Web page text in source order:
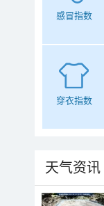
感冒指数
穿衣指数
天气资讯